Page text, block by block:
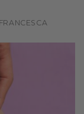
FRANCESCA